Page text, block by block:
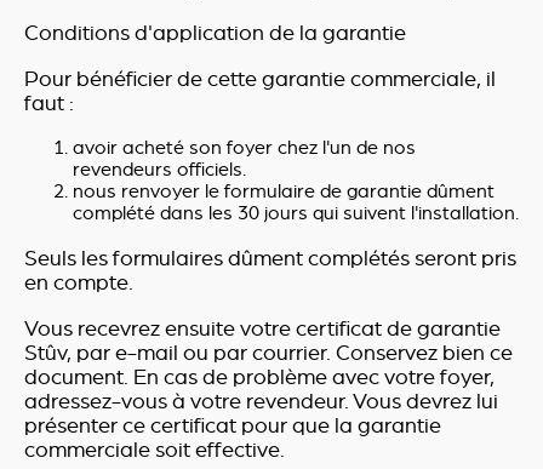
Conditions d'application de la garantie
Pour bénéficier de cette garantie commerciale, il
faut :
avoir acheté son foyer chez l'un de nos
revendeurs officiels.
nous renvoyer le formulaire de garantie dûment
complété dans les 30 jours qui suivent l'installation.
Seuls les formulaires dûment complétés seront pris
en compte.
Vous recevrez ensuite votre certificat de garantie
Stûv, par e-mail ou par courrier. Conservez bien ce
document. En cas de problème avec votre foyer,
adressez-vous à votre revendeur. Vous devrez lui
présenter ce certificat pour que la garantie
commerciale soit effective.